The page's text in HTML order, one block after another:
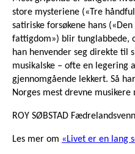
store mysteriene («Tre
satiriske forsøkene hans
fattigdom») blir tunglabbede,
han henvender seg direkte til
musikalske – ofte en legering
gjennomgående lekkert. Så
Norges mest drevne musikere
ROY SØBSTAD
Les mer om «Livet er en lang